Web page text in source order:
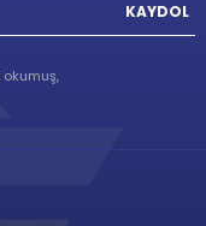
KAYDOL
okumuş,